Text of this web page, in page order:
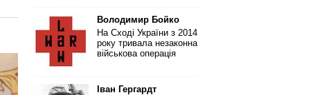
Володимир Бойко
На Сході України з 2014
року тривала незаконна
військова операція
Іван Гергардт